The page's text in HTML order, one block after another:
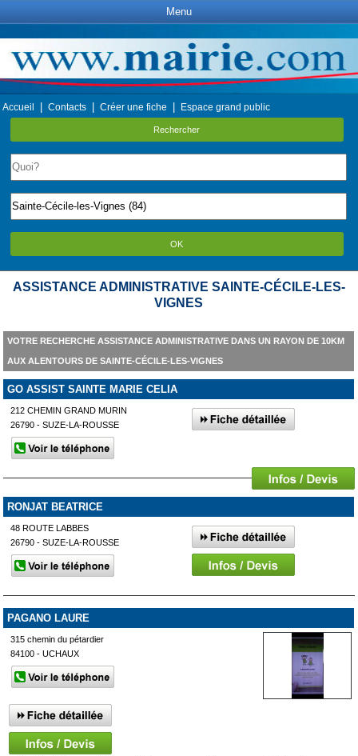
Menu
Accueil Contacts Créer une fiche Espace grand public
Rechercher
OK
ASSISTANCE ADMINISTRATIVE SAINTE-CÉCILE-LES-
VIGNES
VOTRE RECHERCHE ASSISTANCE ADMINISTRATIVE DANS UN RAYON DE 10KM
AUX ALENTOURS DE SAINTE-CÉCILE-LES-VIGNES
GO ASSIST SAINTE MARIE CELIA
212 CHEMIN GRAND MURIN
26790 - SUZE-LA-ROUSSE
RONJAT BEATRICE
48 ROUTE LABBES
26790 - SUZE-LA-ROUSSE
PAGANO LAURE
315 chemin du pétardier
84100 - UCHAUX